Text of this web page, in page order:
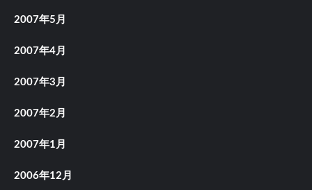
2007年5月
2007年4月
2007年3月
2007年2月
2007年1月
2006年12月